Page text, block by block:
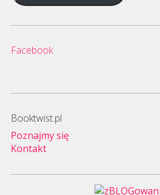
Facebook
Booktwist.pl
Poznajmy się
Kontakt